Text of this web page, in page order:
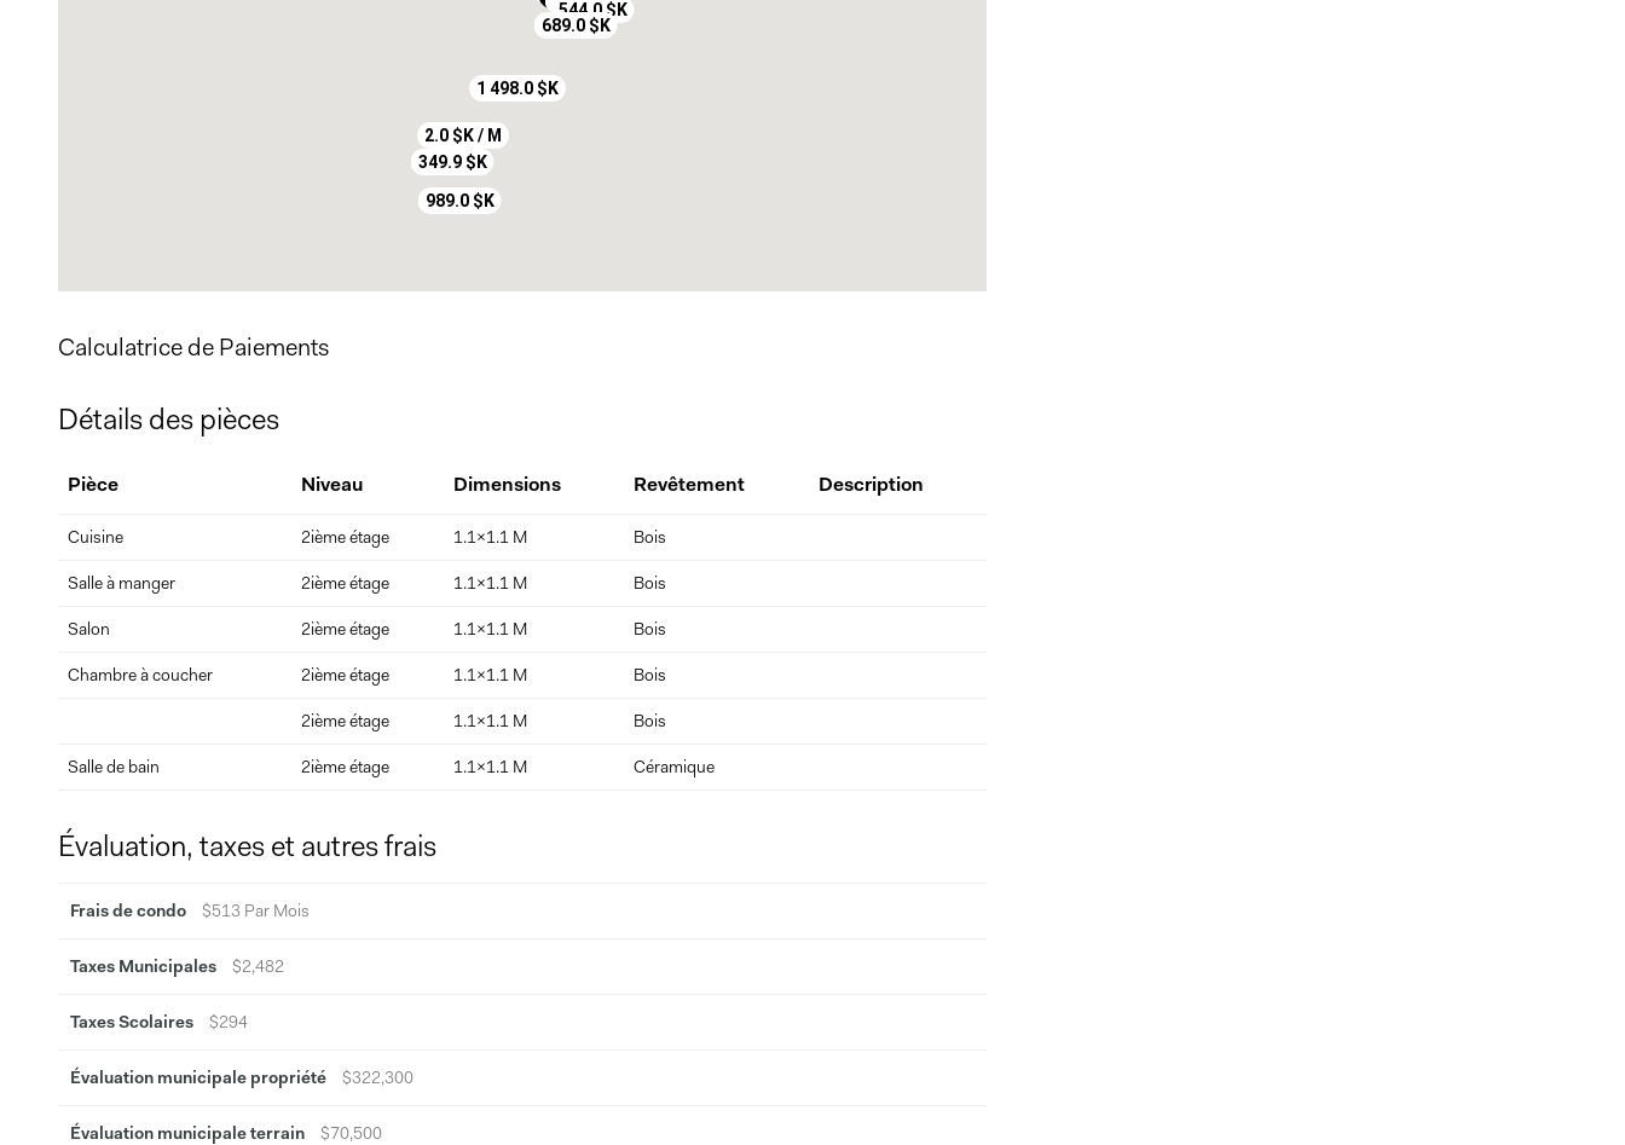
1 498.0 $K
989.0 $K
689.0 $K
2.0 $K / M
544.0 $K
349.9 $K
Calculatrice de Paiements
Détails des pièces
Pièce Niveau Dimensions Revêtement Description
Cuisine 2ième étage 1.1x1.1 M Bois
Salle à manger 2ième étage 1.1x1.1 M Bois
Salon 2ième étage 1.1x1.1 M Bois
Chambre à coucher 2ième étage 1.1x1.1 M Bois
2ième étage 1.1x1.1 M Bois
Salle de bain 2ième étage 1.1x1.1 M Céramique
Évaluation, taxes et autres frais
Frais de condo $513 Par Mois
Taxes Municipales $2,482
Taxes Scolaires $294
Évaluation municipale propriété $322,300
Évaluation municipale terrain $70,500